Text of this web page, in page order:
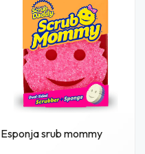
Esponja srub mommy